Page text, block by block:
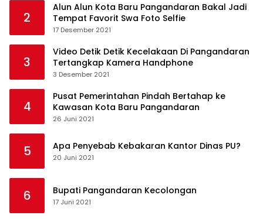
2
Alun Alun Kota Baru Pangandaran Bakal Jadi
Tempat Favorit Swa Foto Selfie
17 Desember 2021
3
Video Detik Detik Kecelakaan Di Pangandaran
Tertangkap Kamera Handphone
3 Desember 2021
4
Pusat Pemerintahan Pindah Bertahap ke
Kawasan Kota Baru Pangandaran
26 Juni 2021
5 Apa Penyebab Kebakaran Kantor Dinas PU?
20 Juni 2021
6 Bupati Pangandaran Kecolongan
17 Juni 2021